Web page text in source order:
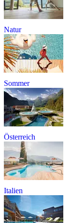
Natur
Sommer
Österreich
Italien